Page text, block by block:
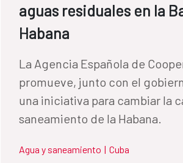
aguas residuales en la
Habana
La Agencia Española de
promueve, junto con el
una iniciativa para cambiar la
saneamiento de la Habana.
Agua y saneamiento | Cuba